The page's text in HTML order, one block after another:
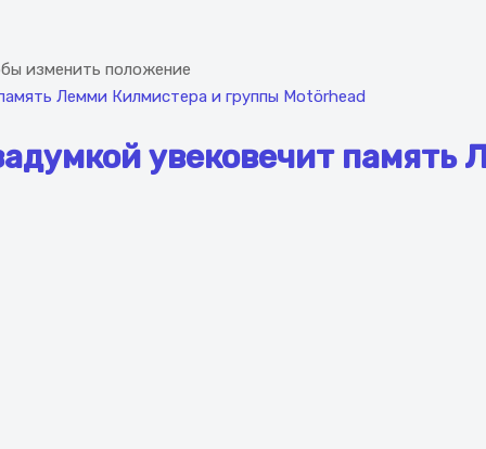
изменить положение
увековечит память